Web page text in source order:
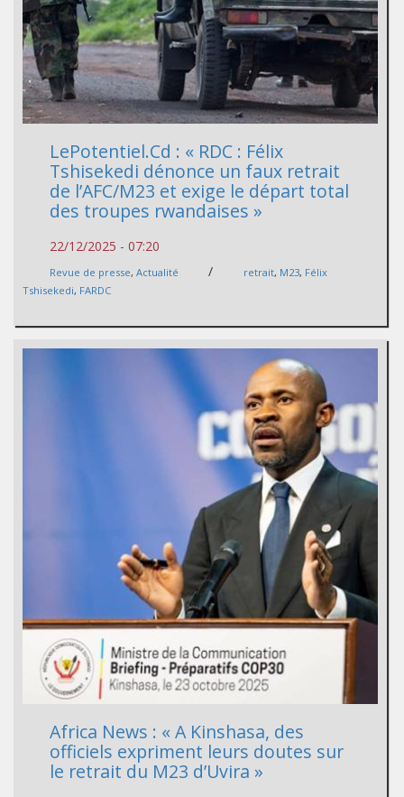
LePotentiel.Cd : « RDC : Félix
Tshisekedi dénonce un faux retrait
de l’AFC/M23 et exige le départ total
des troupes rwandaises »
22/12/2025 - 07:20
Revue de presse, Actualité / retrait, M23, Félix
Tshisekedi, FARDC
Africa News : « A Kinshasa, des
officiels expriment leurs doutes sur
le retrait du M23 d’Uvira »